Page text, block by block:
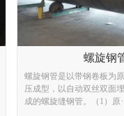
螺旋钢
螺旋钢管是以带钢卷板为
压成型，以自动双丝双面
成的螺旋缝钢管。（1）原